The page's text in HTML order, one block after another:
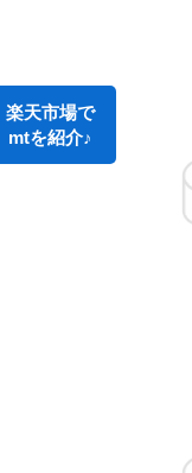
楽天市場で
mtを紹介♪